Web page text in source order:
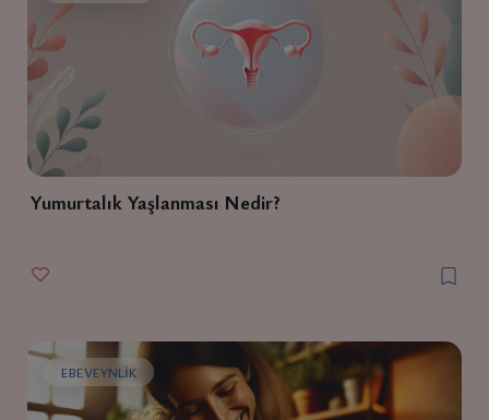
Yumurtalık Yaşlanması Nedir?
EBEVEYNLIK